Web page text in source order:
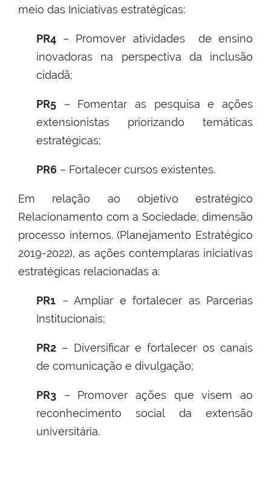
meio das Iniciativas estratégicas:
PR4 – Promover atividades de ensino
inovadoras na perspectiva da inclusão
cidadã;
PR5 – Fomentar as pesquisa e ações
extensionistas priorizando temáticas
estratégicas;
PR6 – Fortalecer cursos existentes.
Em relação ao objetivo estratégico
Relacionamento com a Sociedade, dimensão
processo internos. (Planejamento Estratégico
2019-2022), as ações contemplaras iniciativas
estratégicas relacionadas a:
PR1 – Ampliar e fortalecer as Parcerias
Institucionais;
PR2 – Diversificar e fortalecer os canais
de comunicação e divulgação;
PR3 – Promover ações que visem ao
reconhecimento social da extensão
universitária.